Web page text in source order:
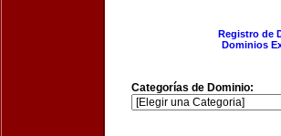
Registro de
Dominios
Categorías de Dominio: